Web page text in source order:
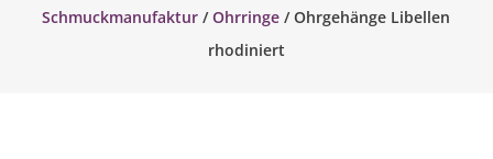
Schmuckmanufaktur /Ohrringe / Ohrgehänge Libellen
rhodiniert